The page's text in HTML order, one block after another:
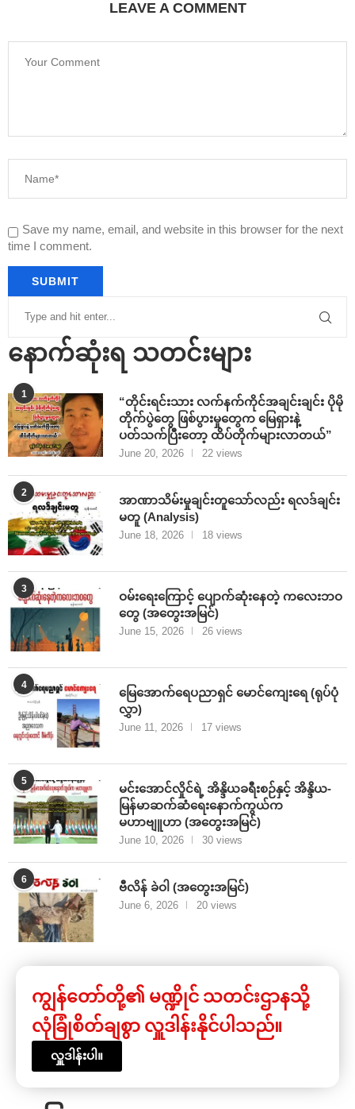
LEAVE A COMMENT
Save my name, email, and website in this browser for the next
time I comment.
နောက်ဆုံးရ သတင်းများ
1
“တိုင်းရင်းသား လက်နက်ကိုင်အချင်းချင်း ပိုမို
တိုက်ပွဲတွေ ဖြစ်ပွားမှုတွေက မြေရှားနဲ့
ပတ်သက်ပြီးတော့ ထိပ်တိုက်များလာတယ်”
June 20, 2026 22 views
2
အာဏာသိမ်းမှုချင်းတူသော်လည်း ရလဒ်ချင်း
မတူ (Analysis)
June 18, 2026 18 views
3
ဝမ်းရေးကြောင့် ပျောက်ဆုံးနေတဲ့ ကလေးဘဝ
တွေ (အတွေးအမြင်)
June 15, 2026 26 views
4
မြေအောက်ရေပညာရှင် မောင်ကျေးရေ (ရုပ်ပုံ
လွှာ)
June 11, 2026 17 views
5
မင်းအောင်လှိုင်ရဲ့ အိန္ဒိယခရီးစဉ်နှင့် အိန္ဒိယ-
မြန်မာဆက်ဆံရေးနောက်ကွယ်က
မဟာဗျူဟာ (အတွေးအမြင်)
June 10, 2026 30 views
6
ဗီလိန် ခဲဝါ (အတွေးအမြင်)
June 6, 2026 20 views
ကျွန်တော်တို့၏ မဏ္ဍိုင် သတင်းဌာနသို့
လုံခြုံစိတ်ချစွာ လှူဒါန်းနိုင်ပါသည်။
လှူဒါန်းပါ။